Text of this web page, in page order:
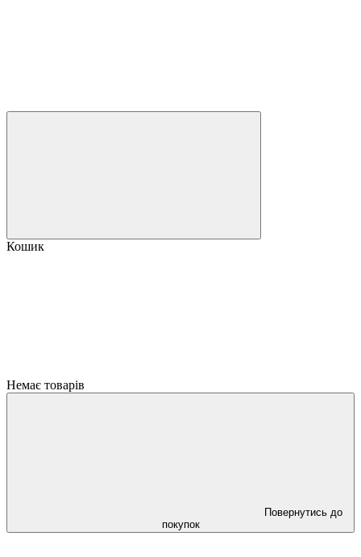
Кошик
Немає товарів
Повернутись до
покупок